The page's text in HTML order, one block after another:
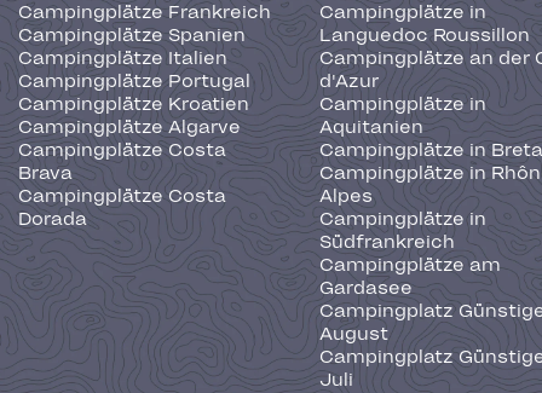
Campingplätze Frankreich
Campingplätze Spanien
Campingplätze Italien
Campingplätze Portugal
Campingplätze Kroatien
Campingplätze Algarve
Campingplätze Costa
Brava
Campingplätze Costa
Dorada
Campingplätze in
Languedoc Roussillon
Campingplätze an der
d'Azur
Campingplätze in
Aquitanien
Campingplätze in
Campingplätze in
Alpes
Campingplätze in
Südfrankreich
Campingplätze am
Gardasee
Campingplatz
August
Campingplatz
Juli